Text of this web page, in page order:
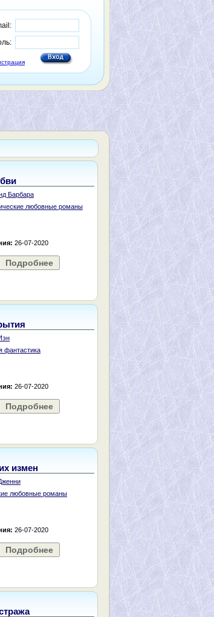
Барбара
любовные романы
26-07-2020
Подробнее
фантастика
26-07-2020
Подробнее
измен
любовные романы
26-07-2020
Подробнее